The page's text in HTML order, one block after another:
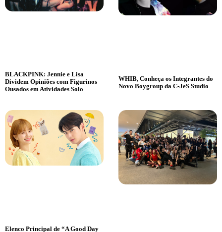
BLACKPINK: Jennie e Lisa
Dividem Opiniões com Figurinos
Ousados em Atividades Solo
WHIB, Conheça os Integrantes do
Novo Boygroup da C-JeS Studio
Elenco Principal de “A Good Day